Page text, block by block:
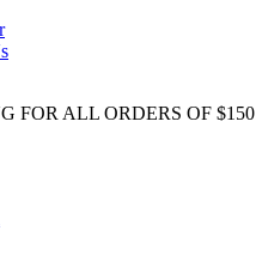
FOR ALL ORDERS OF $150